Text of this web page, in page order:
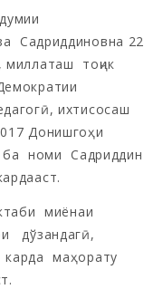
Садриддиновна 22
миллаташ тоҷик
ихтисосаш
Донишгоҳи
ба номи Садриддин
миёнаи
дўзандагӣ,
маҳорату